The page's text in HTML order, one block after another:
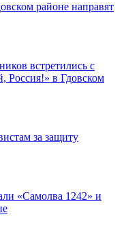
районе направят
встретились с
Россия!» в Гдовском
за защиту
«Самолва 1242» и